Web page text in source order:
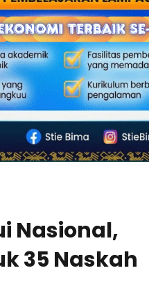
Nasional,
35 Naskah